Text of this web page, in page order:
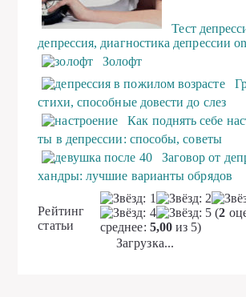
Тест
депрессия, диагностика депрессии
Золофт
стихи, способные довести до слез
Как поднять себе
ты в депрессии: способы, советы
Заговор от
хандры: лучшие варианты обрядов
Рейтинг
статьи
(2
среднее: 5,00 из 5)
Загрузка...